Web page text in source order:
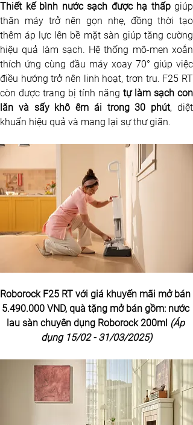
Thiết kế bình nước sạch được hạ thấp giúp
thân máy trở nên gọn nhẹ, đồng thời tạo
thêm áp lực lên bề mặt sàn giúp tăng cường
hiệu quả làm sạch. Hệ thống mô-men xoắn
thích ứng cùng đầu máy xoay 70° giúp việc
điều hướng trở nên linh hoạt, trơn tru. F25 RT
còn được trang bị tính năng tự làm sạch con
lăn và sấy khô êm ái trong 30 phút, diệt
khuẩn hiệu quả và mang lại sự thư giãn.
Roborock F25 RT với giá khuyến mãi mở bán
5.490.000 VND, quà tặng mở bán gồm: nước
lau sàn chuyên dụng Roborock 200ml (Áp
dụng 15/02 - 31/03/2025)